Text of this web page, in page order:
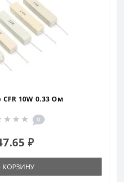
CFR 10W 0.33 Ом
0
₽
КОРЗИНУ